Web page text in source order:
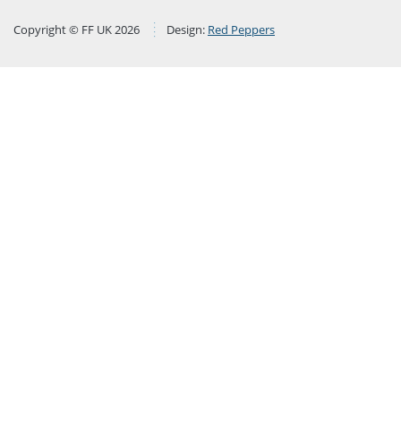
Copyright © FF UK 2026 Design: Red Peppers